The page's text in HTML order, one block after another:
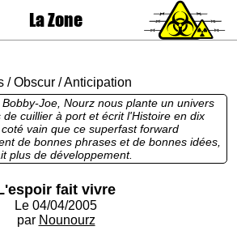
La Zone
/Obscur /Anticipation
Bobby-Joe, Nourz nous plante un univers
de cuillier à port et écrit l'Histoire en dix
vain que ce superfast forward
de bonnes phrases et de bonnes idées,
plus de développement.
fait vivre
Le 04/04/2005
par Nounourz